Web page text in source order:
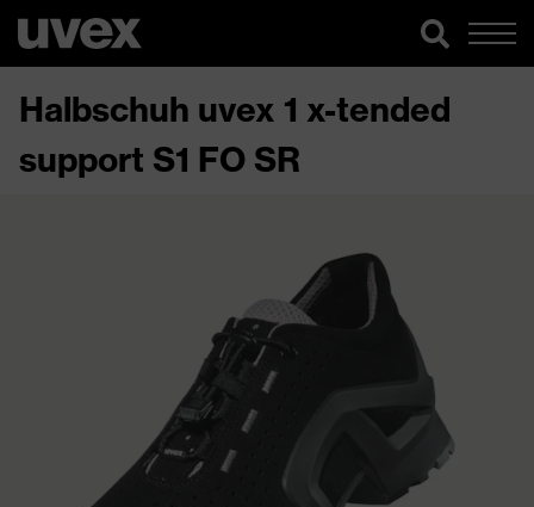
Halbschuh uvex 1 x-tended
support S1 FO SR